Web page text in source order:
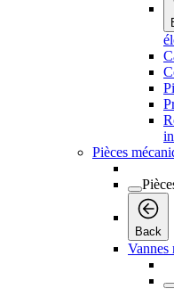
Pièces
Back
Vannes